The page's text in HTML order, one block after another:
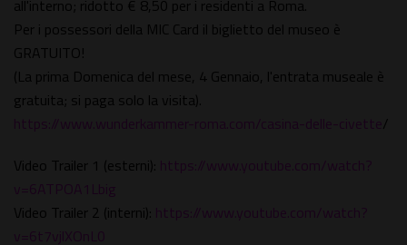
all'interno; ridotto € 8,50 per i residenti a Roma.
Per i possessori della MIC Card il biglietto del museo è
GRATUITO!
(La prima Domenica del mese, 4 Gennaio, l'entrata museale è
gratuita; si paga solo la visita).
https://www.wunderkammer-roma.com/casina-delle-civette/
Video Trailer 1 (esterni): https://www.youtube.com/watch?
v=6ATPOA1Lbig
Video Trailer 2 (interni): https://www.youtube.com/watch?
v=6t7vjlXOnL0